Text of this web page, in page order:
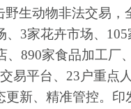
野生动物非法交易，
、3家花卉市场、
、890家食品加工厂、
易平台、23户重点
新、精准管控。 印